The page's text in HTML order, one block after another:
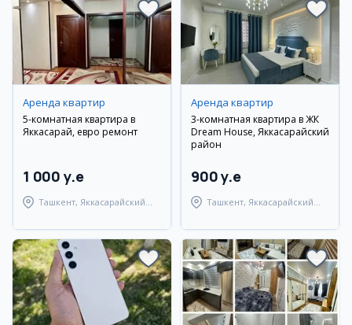
Аренда квартир
5-комнатная квартира в
Яккасарай, евро ремонт
1 000 y.e
Ташкент, Яккасарайский
Аренда квартир
3-комнатная квартира в ЖК
Dream House, Яккасарайский
район
900 y.e
Ташкент, Яккасарайский